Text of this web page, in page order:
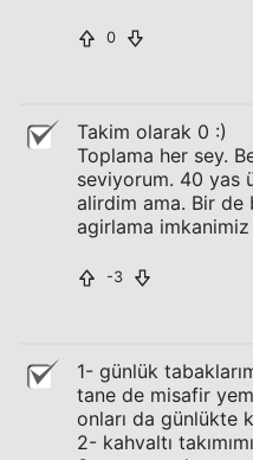
0
Takim olarak 0 :)
Toplama her sey.
seviyorum. 40 yas
alirdim ama. Bir
agirlama
-3
1- günlük
tane de misafir
onları da günlükte
2- kahvaltı